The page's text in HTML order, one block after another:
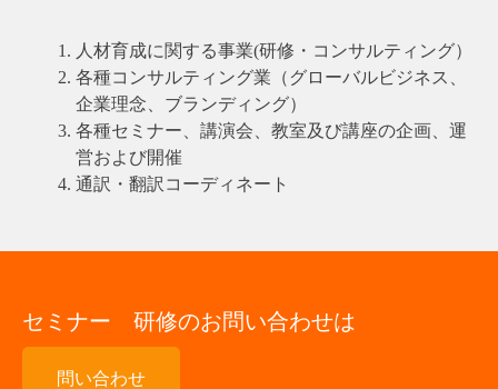
人材育成に関する事業(研修・コンサルティング）
各種コンサルティング業（グローバルビジネス、
企業理念、ブランディング）
各種セミナー、講演会、教室及び講座の企画、運
営および開催
通訳・翻訳コーディネート
セミナー 研修のお問い合わせは
問い合わせ